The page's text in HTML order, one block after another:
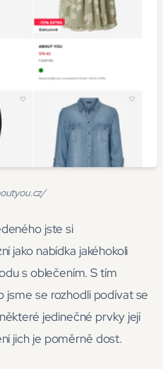
jste si
jako nabídka jakéhokoli
s oblečením. S tím
jsme se rozhodli podívat se
jedinečné prvky její
jich je poměrně dost.